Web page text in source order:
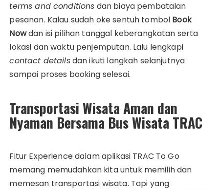
terms and conditions dan biaya pembatalan
pesanan. Kalau sudah oke sentuh tombol Book
Nowdan isi pilihan tanggal keberangkatan serta
lokasi dan waktu penjemputan. Lalu lengkapi
contact detailsdan ikuti langkah selanjutnya
sampai proses booking selesai.
Transportasi Wisata Aman dan
Nyaman Bersama Bus Wisata TRAC
Fitur Experience dalam aplikasi TRAC To Go
memang memudahkan kita untuk memilih dan
memesan transportasi wisata. Tapi yang